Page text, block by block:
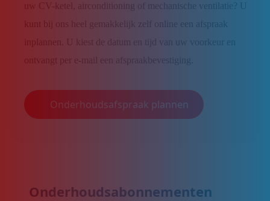
uw CV-ketel, airconditioning of mechanische ventilatie? U
kunt bij ons heel gemakkelijk zelf online een afspraak
inplannen. U kiest de datum en tijd van uw voorkeur en
ontvangt per e-mail een afspraakbevestiging.
Onderhoudsafspraak plannen
Onderhoudsabonnementen